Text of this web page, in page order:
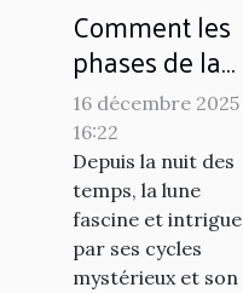
Comment les
phases de la
lune affectent-
elles nos
habitudes de
sommeil ?
16 décembre 2025
16:22
Depuis la nuit des
temps, la lune
fascine et intrigue
par ses cycles
mystérieux et son